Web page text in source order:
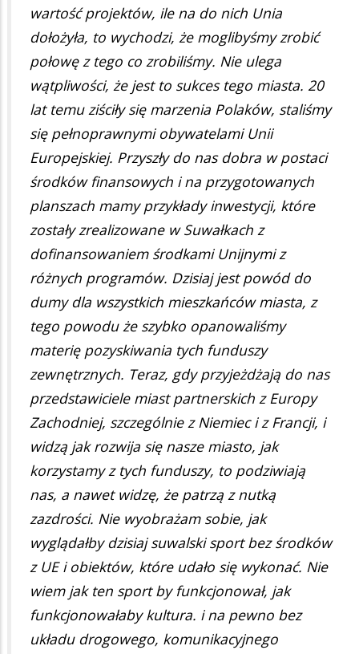
wartość projektów, ile na do nich Unia
dołożyła, to wychodzi, że moglibyśmy zrobić
połowę z tego co zrobiliśmy. Nie ulega
wątpliwości, że jest to sukces tego miasta. 20
lat temu ziściły się marzenia Polaków, staliśmy
się pełnoprawnymi obywatelami Unii
Europejskiej. Przyszły do nas dobra w postaci
środków finansowych i na przygotowanych
planszach mamy przykłady inwestycji, które
zostały zrealizowane w Suwałkach z
dofinansowaniem środkami Unijnymi z
różnych programów. Dzisiaj jest powód do
dumy dla wszystkich mieszkańców miasta, z
tego powodu że szybko opanowaliśmy
materię pozyskiwania tych funduszy
zewnętrznych. Teraz, gdy przyjeżdżają do nas
przedstawiciele miast partnerskich z Europy
Zachodniej, szczególnie z Niemiec i z Francji, i
widzą jak rozwija się nasze miasto, jak
korzystamy z tych funduszy, to podziwiają
nas, a nawet widzę, że patrzą z nutką
zazdrości. Nie wyobrażam sobie, jak
wyglądałby dzisiaj suwalski sport bez środków
z UE i obiektów, które udało się wykonać. Nie
wiem jak ten sport by funkcjonował, jak
funkcjonowałaby kultura. i na pewno bez
układu drogowego, komunikacyjnego